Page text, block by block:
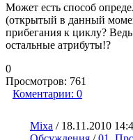
Может есть способ
(открытый в данный
прибегания к циклу?
остальные атрибуты!?
0
Просмотров: 761
Коментарии: 0
Mixa / 18.11.2010